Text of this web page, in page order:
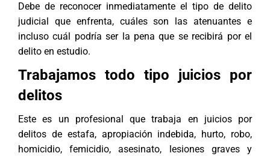
Debe de reconocer inmediatamente el tipo de delito
judicial que enfrenta, cuáles son las atenuantes e
incluso cuál podría ser la pena que se recibirá por el
delito en estudio.
Trabajamos todo tipo juicios por
delitos
Este es un profesional que trabaja en juicios por
delitos de estafa, apropiación indebida, hurto, robo,
homicidio, femicidio, asesinato, lesiones graves y